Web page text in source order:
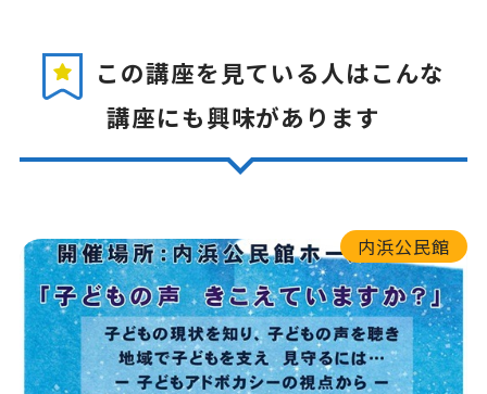
この講座を見ている人はこんな
講座にも興味があります
内浜公民館